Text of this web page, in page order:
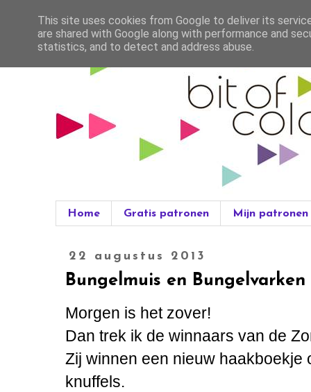
Home Gratis patronen Mijn patronen
22 augustus 2013
Bungelmuis en
Morgen is het zover!
Dan trek ik de winnaars van de
Zij winnen een nieuw haakboekje
knuffels.
This site uses cookies from Google to deliver its
are shared with Google along with performance and
statistics, and to detect and address abuse.